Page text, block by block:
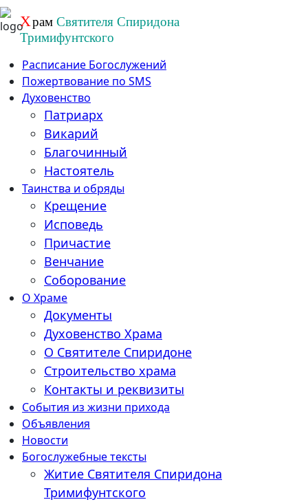
Перейти
к
содержанию
Храм Святителя Спиридона
Тримифунтского
Расписание Богослужений
Пожертвование по SMS
Духовенство
Патриарх
Викарий
Благочинный
Настоятель
Таинства и обряды
Крещение
Исповедь
Причастие
Венчание
Соборование
О Храме
Документы
Духовенство Храма
О Святителе Спиридоне
Строительство храма
Контакты и реквизиты
События из жизни прихода
Объявления
Новости
Богослужебные тексты
Житие Cвятителя Спиридона
Тримифунтского